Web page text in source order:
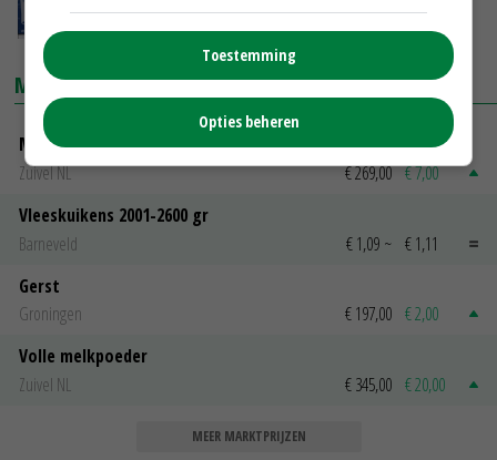
MARKTPRIJZEN
Magere melkpoeder
Zuivel NL
€ 269,00 € 7,00
Vleeskuikens 2001-2600 gr
Barneveld
€ 1,09 ~ € 1,11
Gerst
Groningen
€ 197,00 € 2,00
Volle melkpoeder
Zuivel NL
€ 345,00 € 20,00
MEER MARKTPRIJZEN
Toestemming
Opties beheren